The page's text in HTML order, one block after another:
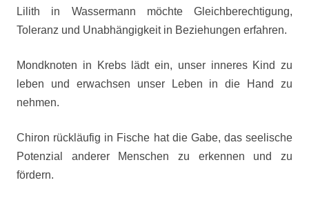
Lilith in Wassermann möchte Gleichberechtigung,
Toleranz und Unabhängigkeit in Beziehungen erfahren.
Mondknoten in Krebs lädt ein, unser inneres Kind zu
leben und erwachsen unser Leben in die Hand zu
nehmen.
Chiron rückläufig in Fische hat die Gabe, das seelische
Potenzial anderer Menschen zu erkennen und zu
fördern.